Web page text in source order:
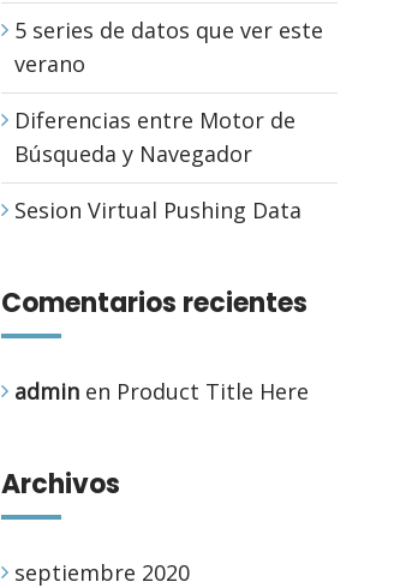
5 series de datos que ver este
verano
Diferencias entre Motor de
Búsqueda y Navegador
Sesion Virtual Pushing Data
Comentarios recientes
admin en Product Title Here
Archivos
septiembre 2020